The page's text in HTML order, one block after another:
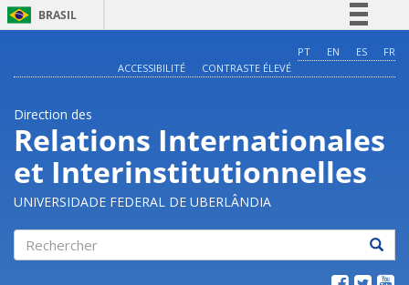
BRASIL
Comunica BR
Acesso à informação
Legislação
Canais
PT EN ES
FR
ACCESSIBILITÉ
CONTRASTE ÉLEVÉ
Direction des
Relations Internationales
et Interinstitutionnelles
UNIVERSIDADE FEDERAL DE UBERLÂNDIA